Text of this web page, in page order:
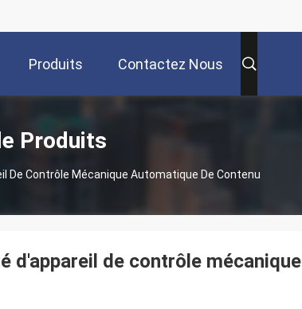
Produits Contactez Nous
Produits
De Contrôle Mécanique Automatique De Contenu
d'appareil de contrôle mécanique